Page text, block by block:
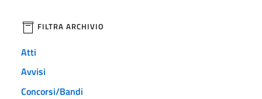
filtri da applicare
FILTRA ARCHIVIO
Atti
Avvisi
Concorsi/Bandi